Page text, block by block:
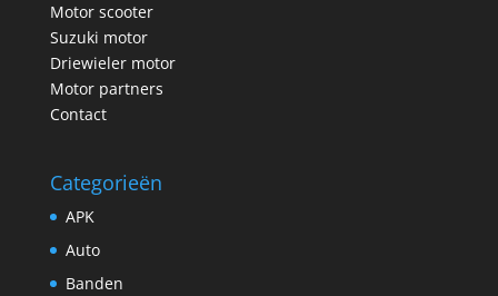
Motor scooter
Suzuki motor
Driewieler motor
Motor partners
Contact
Categorieën
APK
Auto
Banden